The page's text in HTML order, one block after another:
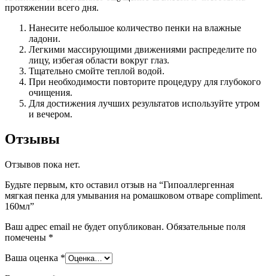
протяжении всего дня.
Нанесите небольшое количество пенки на влажные
ладони.
Легкими массирующими движениями распределите по
лицу, избегая области вокруг глаз.
Тщательно смойте теплой водой.
При необходимости повторите процедуру для глубокого
очищения.
Для достижения лучших результатов используйте утром
и вечером.
Отзывы
Отзывов пока нет.
Будьте первым, кто оставил отзыв на “Гипоаллергенная
мягкая пенка для умывания на ромашковом отваре compliment.
160мл”
Ваш адрес email не будет опубликован. Обязательные поля
помечены *
Ваша оценка *